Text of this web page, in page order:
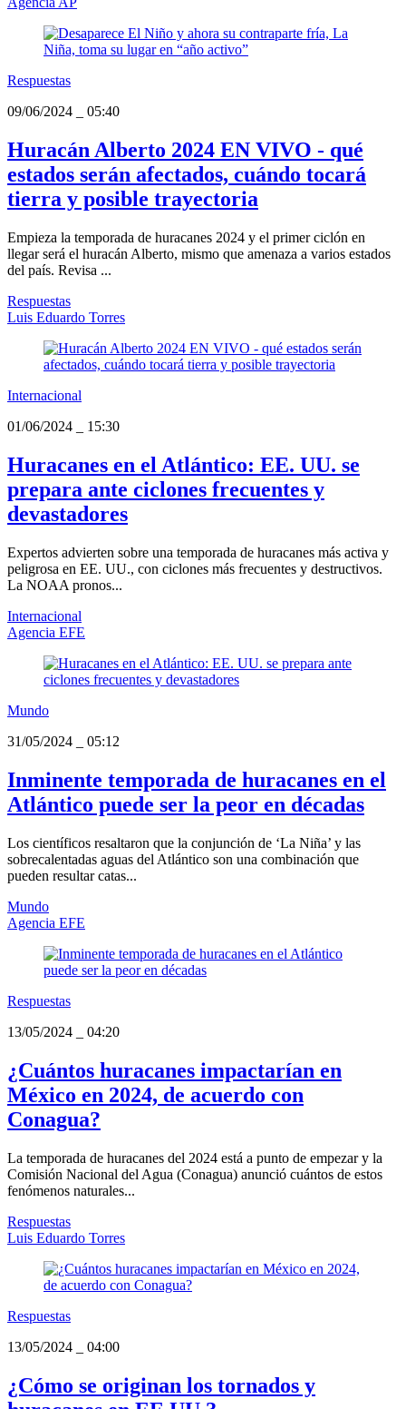
Respuestas
09/06/2024
05:40
Huracán Alberto 2024 EN VIVO - qué
estados serán afectados, cuándo tocará
tierra y posible trayectoria
Empieza la temporada de huracanes 2024 y el primer ciclón en
llegar será el huracán Alberto, mismo que amenaza a varios estados
del país. Revisa ...
Respuestas
Luis Eduardo Torres
Internacional
01/06/2024
15:30
Huracanes en el Atlántico: EE. UU. se
prepara ante ciclones frecuentes y
devastadores
Expertos advierten sobre una temporada de huracanes más activa y
peligrosa en EE. UU., con ciclones más frecuentes y destructivos.
La NOAA pronos...
Internacional
Agencia EFE
Mundo
31/05/2024
05:12
Inminente temporada de huracanes en el
Atlántico puede ser la peor en décadas
Los científicos resaltaron que la conjunción de ‘La Niña’ y las
sobrecalentadas aguas del Atlántico son una combinación que
pueden resultar catas...
Mundo
Agencia EFE
Respuestas
13/05/2024
04:20
¿Cuántos huracanes impactarían en
México en 2024, de acuerdo con
Conagua?
La temporada de huracanes del 2024 está a punto de empezar y la
Comisión Nacional del Agua (Conagua) anunció cuántos de estos
fenómenos naturales...
Respuestas
Luis Eduardo Torres
Respuestas
13/05/2024
04:00
¿Cómo se originan los tornados y